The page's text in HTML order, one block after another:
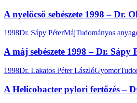
A nyelőcső sebészete 1998 – Dr.
1998Dr. Sápy PéterMájTudományos
A máj sebészete 1998 – Dr. Sápy
1998Dr. Lakatos Péter LászlóGyomor
A Helicobacter pylori fertőzés –